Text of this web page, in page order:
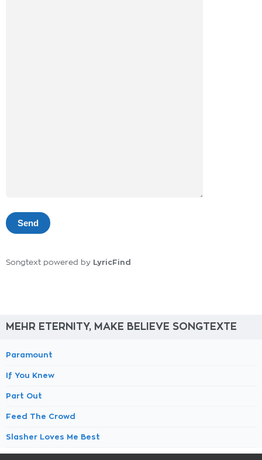
Songtext powered by LyricFind
MEHR ETERNITY, MAKE BELIEVE SONGTEXTE
Paramount
If You Knew
Part Out
Feed The Crowd
Slasher Loves Me Best